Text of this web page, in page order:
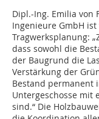
Dipl.-Ing. Emilia von
Ingenieure GmbH
Tragwerksplanung:
dass sowohl die
der Baugrund die
Verstärkung der
Bestand permanent
Untergeschosse mit
sind.“ Die